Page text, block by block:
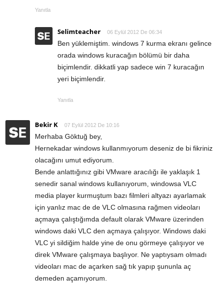
Yanıtla
Selimteacher 06 Eylül 2012 De 06:34
Ben yüklemiştim. windows 7 kurma ekranı gelince
orada windows kuracağın bölümü bir daha
biçimlendir. dikkatli yap sadece win 7 kuracağın
yeri biçimlendir.
Yanıtla
Bekir K 07 Eylül 2012 De 10:16
Merhaba Göktuğ bey,
Hernekadar windows kullanmıyorum deseniz de bi fikriniz
olacağını umut ediyorum.
Bende anlattığınız gibi VMware aracılığı ile yaklaşık 1
senedir sanal windows kullanıyorum, windowsa VLC
media player kurmuştum bazı filmleri altyazı ayarlamak
için yanlız mac de de VLC olmasına rağmen videoları
açmaya çalıştığımda default olarak VMware üzerinden
windows daki VLC den açmaya çalışıyor. Windows daki
VLC yi sildiğim halde yine de onu görmeye çalışıyor ve
direk VMware çalışmaya başlıyor. Ne yaptıysam olmadı
videoları mac de açarken sağ tık yapıp şununla aç
demeden açamıyorum.